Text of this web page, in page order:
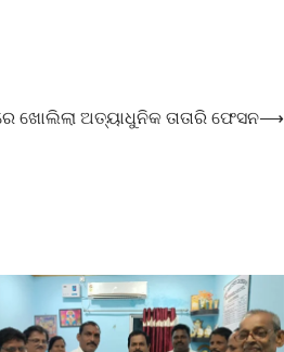
ଖୋଲିଲା ଅତ୍ୟାଧୁନିକ ତାତାରି ଫେସନ⟶